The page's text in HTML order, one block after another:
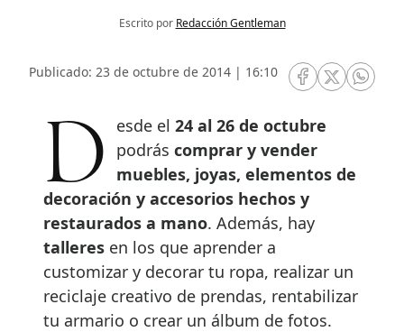
Escrito por Redacción Gentleman
Publicado: 23 de octubre de 2014 | 16:10
RRSS Facebook
RRSSRRSS
Desde el24 al 26 de octubre
podráscomprar y vender
muebles, joyas, elementos de
decoración y accesorios hechos y
restaurados a mano. Además, hay
talleres en los que aprender a
customizar y decorar tu ropa, realizar un
reciclaje creativo de prendas, rentabilizar
tu armario o crear un álbum de fotos.